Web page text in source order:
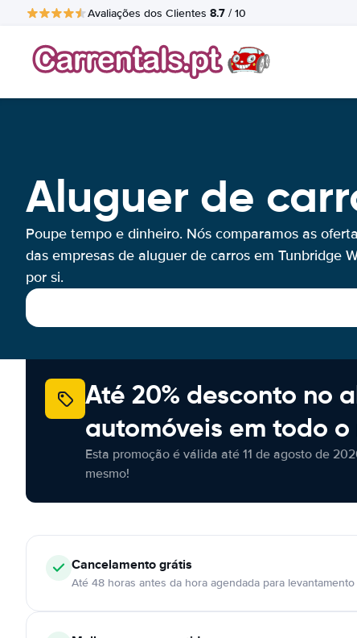
Avaliações dos Clientes 8.7 / 10
Aluguer de
Poupe tempo e dinheiro. Nós comparamos as
das empresas de aluguer de carros em Tunbridge
por si.
Até 20% desconto no
automóveis em todo o
Esta promoção é válida até 11 de agosto de
mesmo!
Cancelamentográtis
Até 48 horas antes da hora agendada para levantamento